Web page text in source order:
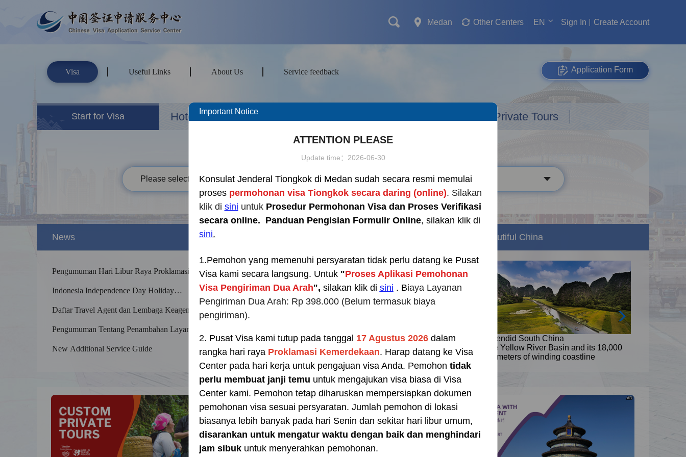
Medan Other Centers EN Sign In Create Account
Visa Useful Links About Us Service feedback Application Form
Start for Visa Hotels&Homes Custom Private Tours
Please select your passport type
News
Pengumuman Hari Libur Raya Proklamasi
2026-07-31
Indonesia Independence Day Holiday
2026-07-31
Daftar Travel Agent dan Lembaga Keagenan
2026-06-05
Pengumuman Tentang Penambahan Layanan
New Additional Service Guide 2026-06-06
Visa Category
Visa Fees
FAQ
Beautiful China
Splendid South China
The Yellow River Basin and its 18,000
kilometers of winding coastline
Splendid South China
The Yellow River Basin and its 18,000
kilometers of winding coastline
Splendid South China
The Yellow River Basin and its 18,000
kilometers of winding coastline
AD
Important Notice
ATTENTION PLEASE
Update time：2026-06-30
Konsulat Jenderal Tiongkok di Medan sudah secara resmi memulai
proses permohonan visa Tiongkok secara daring (online). Silakan
klik di sini untuk Prosedur Permohonan Visa dan Proses Verifikasi
secara online. Panduan Pengisian Formulir Online, silakan klik di
sini.
1.Pemohon yang memenuhi persyaratan tidak perlu datang ke Pusat
Visa kami secara langsung. Untuk "Proses Aplikasi Pemohonan
Visa Pengiriman Dua Arah", silakan klik di sini . Biaya Layanan
Pengiriman Dua Arah: Rp 398.000(Belum termasuk biaya
pengiriman).
2. Pusat Visakami tutup pada tanggal 17 Agustus 2026 dalam
rangka hari raya Proklamasi Kemerdekaan. Harap datang ke Visa
Center pada hari kerja untuk pengajuan visa Anda. Pemohon tidak
perlu membuat janji temu untuk mengajukan visa biasa di Visa
Center kami. Pemohon tetap diharuskan mempersiapkan dokumen
pemohonan visa sesuai persyaratan. Jumlah pemohon di lokasi
biasanya lebih banyak pada hari Senin dan sekitar hari libur umum,
disarankan untuk mengatur waktu dengan baik dan menghindari
jam sibukuntuk menyerahkan pemohonan.